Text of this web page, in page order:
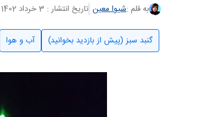
به قلم :شیوا معین تاریخ انتشار : 3 خرداد 1402
گنبد سبز (پیش از بازدید بخوانید) آب و هوا